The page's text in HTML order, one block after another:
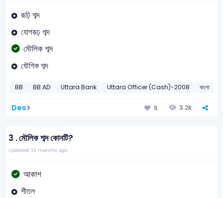
রূঢ়ি শব্দ
যোগরূঢ় শব্দ
মৌলিক শব্দ
যৌগিক শব্দ
BB BB AD Uttara Bank Uttara Officer (Cash)-2008 বাংলা
Des 5 3.2k
3 .মৌলিক শব্দ কোনটি?
Updated: 10 months ago
আকাশ
শীতল